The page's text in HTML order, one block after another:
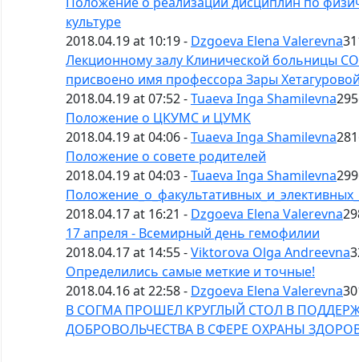
культуре
2018.04.19 at 10:19 - Dzgoeva Elena Valerevna
Лекционному залу Клинической больницы
присвоено имя профессора Зары
2018.04.19 at 07:52 -Tuaeva Inga Shamilevna
Положение о ЦКУМС и ЦУМК
2018.04.19 at 04:06 -Tuaeva Inga Shamilevna
Положение о совете родителей
2018.04.19 at 04:03 -Tuaeva Inga Shamilevna
2018.04.17 at 16:21 - Dzgoeva Elena Valerevna
17 апреля - Всемирный день гемофилии
2018.04.17 at 14:55 -Viktorova Olga Andreevna
Определились самые меткие и точные!
2018.04.16 at 22:58 - Dzgoeva Elena Valerevna
В СОГМА ПРОШЕЛ КРУГЛЫЙ СТОЛ В
ДОБРОВОЛЬЧЕСТВА В СФЕРЕ ОХРАНЫ